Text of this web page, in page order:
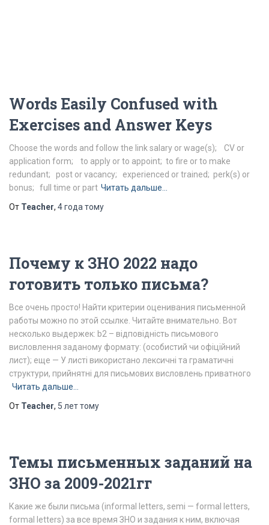
Words Easily Confused with
Exercises and Answer Keys
Choose the words and follow the link salary or wage(s); CV or
application form; to apply or to appoint; to fire or to make
redundant; post or vacancy; experienced or trained; perk(s) or
bonus; full time or part Читать дальше…
От Teacher, 4 года тому
Почему к ЗНО 2022 надо
готовить только письма?
Все очень просто! Найти критерии оценивания письменной
работы можно по этой ссылке. Читайте внимательно. Вот
несколько выдержек: b2 – відповідність письмового
висловлення заданому формату: (особистий чи офіційний
лист); еще — У листі використано лексичні та граматичні
структури, прийнятні для письмових висловлень приватного
Читать дальше…
От Teacher, 5 леттому
Темы письменных заданий на
ЗНО за 2009-2021гг
Какие же были письма (informal letters, semi — formal letters,
formal letters) за все время ЗНО и задания к ним, включая